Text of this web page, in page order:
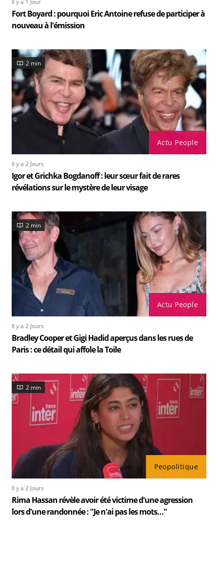
Il y a 1 Jour
Fort Boyard : pourquoi Eric Antoine refuse de participer à
nouveau à l'émission
Actu People
2 min
Il y a 2 Jours
Igor et Grichka Bogdanoff : leur sœur fait de rares
révélations sur le mystère de leur visage
Actu People
2 min
Il y a 2 Jours
Bradley Cooper et Gigi Hadid aperçus dans les rues de
Paris : ce détail qui affole la Toile
Peopolitique
2 min
Il y a 2 Jours
Rima Hassan révèle avoir été victime d'une agression
lors d'une randonnée : "Je n'ai pas les mots…"